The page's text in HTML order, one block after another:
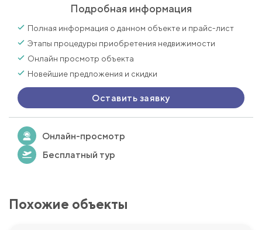
Подробная информация
Полная информация о данном объекте и прайс-лист
Этапы процедуры приобретения недвижимости
Онлайн просмотр объекта
Новейшие предложения и скидки
Оставить заявку
Онлайн-просмотр
Бесплатный тур
Похожие объекты